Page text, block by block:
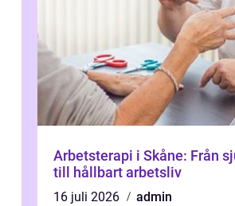
Arbetsterapi i Skåne: Från
till hållbart arbetsliv
16 juli 2026
admin